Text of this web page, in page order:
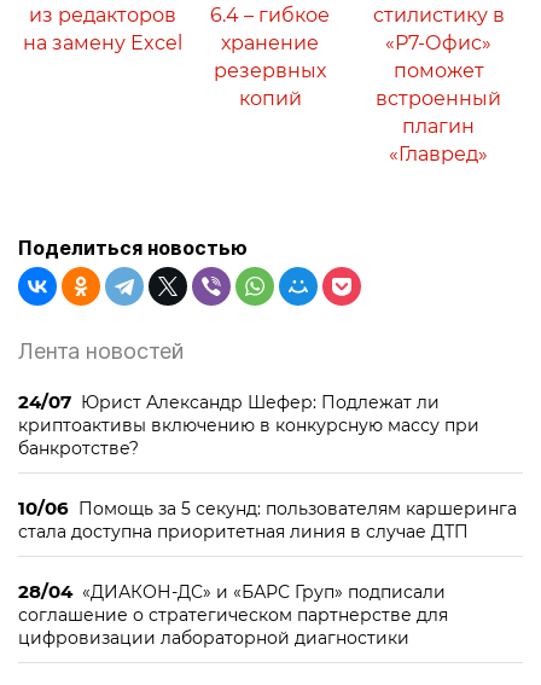
из редакторов
на замену Excel
6.4 – гибкое
хранение
резервных
копий
стилистику в
«Р7-Офис»
поможет
встроенный
плагин
«Главред»
Поделиться новостью
Лента новостей
24/07 Юрист Александр Шефер: Подлежат ли
криптоактивы включению в конкурсную массу при
банкротстве?
10/06 Помощь за 5 секунд: пользователям каршеринга
стала доступна приоритетная линия в случае ДТП
28/04 «ДИАКОН-ДС» и «БАРС Груп» подписали
соглашение о стратегическом партнерстве для
цифровизации лабораторной диагностики